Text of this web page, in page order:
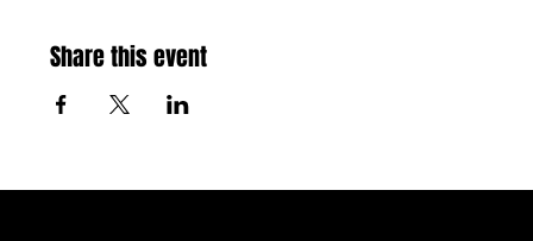
Share this event